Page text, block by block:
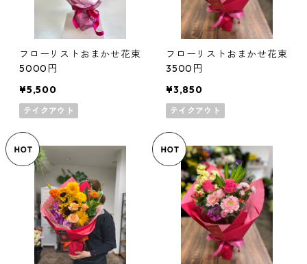
フローリストおまかせ花束
5000円
¥5,500
テイクアウト
フローリストおまかせ花束
3500円
¥3,850
テイクアウト